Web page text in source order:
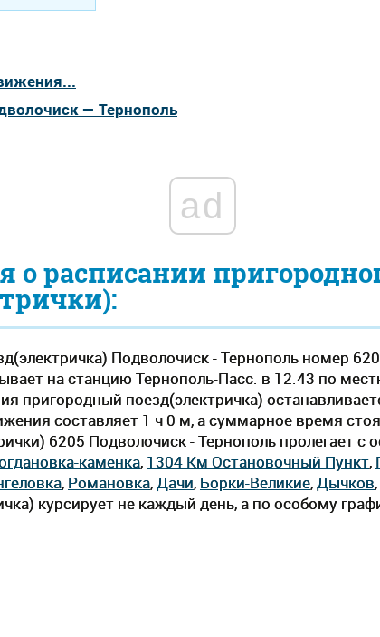
расписании
Подволочиск - Тернополь номер
на станцию Тернополь-Пасс. в 12.43 по
пригородный поезд(электричка)
составляет 1 ч 0 м, а суммарное время
6205 Подволочиск - Тернополь пролегает c
каменка, 1304 Км Остановочный Пункт,
, Романовка,Дачи, Борки-Великие,Дычков,
курсирует не каждый день, а по особому
— Тернополь
ad